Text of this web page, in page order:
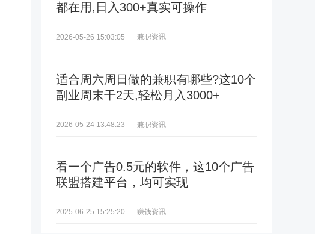
都在用,日入300+真实可操作
2026-05-26 15:03:05 兼职资讯
适合周六周日做的兼职有哪些?这10个
副业周末干2天,轻松月入3000+
2026-05-24 13:48:23 兼职资讯
看一个广告0.5元的软件，这10个广告
联盟搭建平台，均可实现
2025-06-25 15:25:20 赚钱资讯